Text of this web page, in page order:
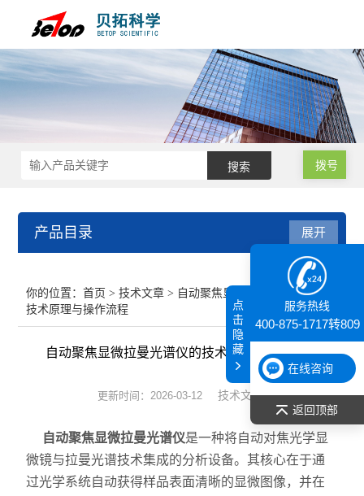
拨号
产品目录
纳米粒度仪
膜厚仪
表面张力仪
光谱部件及外设
拉曼光谱仪
展开
你的位置：首页 >技术文章 > 自动聚焦显微拉曼光谱仪的
技术原理与操作流程
自动聚焦显微拉曼光谱仪的技术原理与操作流程
更新时间：2026-03-12 技术文章
自动聚焦显微拉曼光谱仪是一种将自动对焦光学显
微镜与拉曼光谱技术集成的分析设备。其核心在于通
过光学系统自动获得样品表面清晰的显微图像，并在
服务热线
400-875-1717转809
在线咨询
返回顶部
点
击
隐
藏